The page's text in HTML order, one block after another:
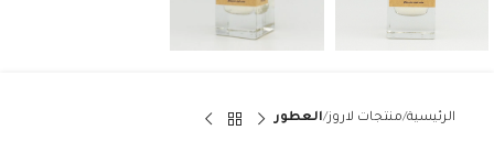
الرئيسية منتجات لاروز العطور